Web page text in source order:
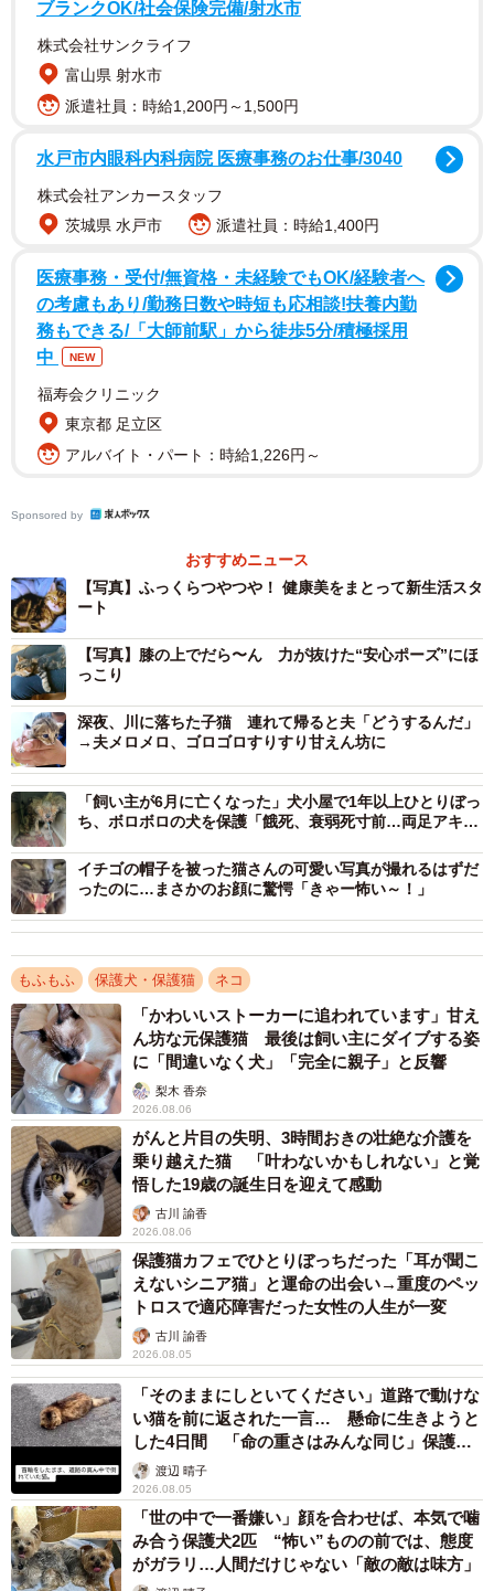
ちびすけくんを発見した用水路（画像提供：あるくきくらげさん）
て、声のする方へ駆けつけたんです。すると、家の横を流
この地域には母猫が子育てしている姿も確認されており、
「一時的に戻そう」と考えた保護主さん。しかし、実際に
抱き上げたとき、その考えは一変しました。
「体があまりに痩せ細っていて、目やにもひどくて目が開
いていなかったんです。それで病院へ連れて行くことにし
ました」
3/11
保護時、ガリガリに痩せていたちびすけくん（画像提供：あるくきくら
げさん）
診断は「極度の脱水」。獣医師から「このまま放置されて
いたら命は助からなかった」と言われたことで、保護主さ
んの決意が固まります。
「『この子は放っておけない』と思って保護を決めまし
た。年齢は、生後推定3〜4週齢くらいとのことでした」
ブランクOK/社会保険完備/射水市
株式会社サンクライフ
富山県 射水市
派遣社員：時給1,200円～1,500円
水戸市内眼科内科病院 医療事務のお仕事/3040
株式会社アンカースタッフ
茨城県 水戸市
派遣社員：時給1,400円
医療事務・受付/無資格・未経験でもOK/経験者へ
の考慮もあり/勤務日数や時短も応相談!扶養内勤
務もできる/「大師前駅」から徒歩5分/積極採用
中
NEW
福寿会クリニック
東京都 足立区
アルバイト・パート：時給1,226円～
Sponsored by
おすすめニュース
【写真】ふっくらつやつや！ 健康美をまとって新生活スタ
ート
【写真】膝の上でだら〜ん 力が抜けた“安心ポーズ”にほ
っこり
深夜、川に落ちた子猫 連れて帰ると夫「どうするんだ」
→夫メロメロ、ゴロゴロすりすり甘えん坊に
「飼い主が6月に亡くなった」犬小屋で1年以上ひとりぼっ
ち、ボロボロの犬を保護「餓死、衰弱死寸前…両足アキレ
イチゴの帽子を被った猫さんの可愛い写真が撮れるはずだ
ったのに…まさかのお顔に驚愕「きゃー怖い～！」
もふもふ 保護犬・保護猫 ネコ
「かわいいストーカーに追われています」甘え
ん坊な元保護猫 最後は飼い主にダイブする姿
に「間違いなく犬」「完全に親子」と反響
梨木 香奈
2026.08.06
がんと片目の失明、3時間おきの壮絶な介護を
乗り越えた猫 「叶わないかもしれない」と覚
悟した19歳の誕生日を迎えて感動
古川 諭香
2026.08.06
保護猫カフェでひとりぼっちだった「耳が聞こ
えないシニア猫」と運命の出会い→重度のペッ
トロスで適応障害だった女性の人生が一変
古川 諭香
2026.08.05
「そのままにしといてください」道路で動けな
い猫を前に返された一言… 懸命に生きようと
した4日間 「命の重さはみんな同じ」保護団
体代表の訴え
渡辺 晴子
2026.08.05
「世の中で一番嫌い」顔を合わせば、本気で噛
み合う保護犬2匹 “怖い”ものの前では、態度
がガラリ…人間だけじゃない「敵の敵は味方」